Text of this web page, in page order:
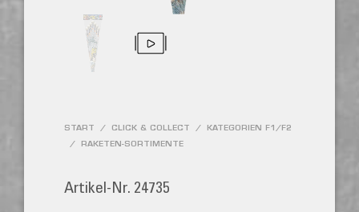
START / CLICK & COLLECT /
KATEGORIEN F1/F2
/
RAKETEN-SORTIMENTE
Artikel-Nr. 24735